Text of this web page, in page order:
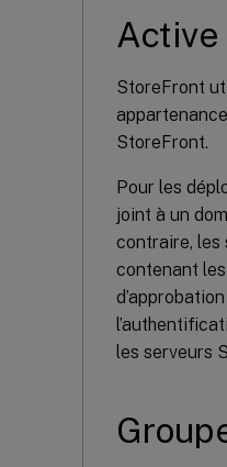
StoreFront
StoreFront.
Pour les
joint à un
contraire, les
contenant
les serveurs